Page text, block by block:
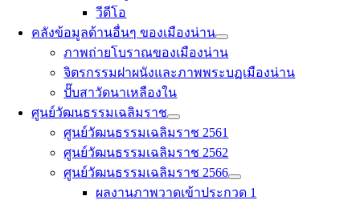
วีดีโอ
คลังข้อมูลด้านอื่นๆ ของเมืองน่าน
ภาพถ่ายโบราณของเมืองน่าน
จิตรกรรมฝาผนังและภาพพระบฏเมืองน่าน
ปั๊บสาวัดนาเหลืองใน
ศูนย์วัฒนธรรมเฉลิมราช
ศูนย์วัฒนธรรมเฉลิมราช 2561
ศูนย์วัฒนธรรมเฉลิมราช 2562
ศูนย์วัฒนธรรมเฉลิมราช 2566
ผลงานภาพวาดเข้าประกวด 1